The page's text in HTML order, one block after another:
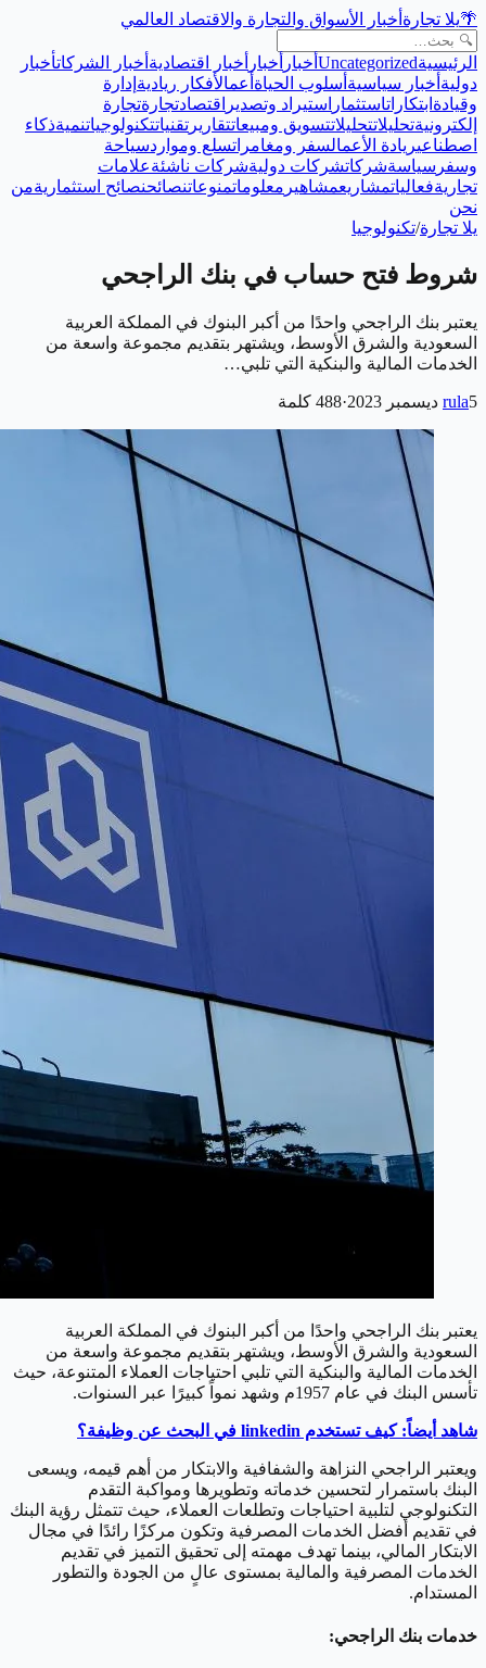
🌴يلا تجارة أخبار الأسواق والتجارة والاقتصاد العالمي
الرئيسيةUncategorized أخبار أخبار أخبار اقتصادية أخبار الشركاتأخبار
دولية أخبار سياسية أسلوب الحياة أعمالأفكار ريادية إدارة
وقيادة ابتكاراتاستثمار استيراد وتصدير اقتصادتجارةتجارة
إلكترونيةتحليلاتتحليلاتتسويق ومبيعاتتقارير تقنياتتكنولوجياتنميةذكاء
اصطناعيريادة الأعمالسفر ومغامراتسلع ومواردسياحة
وسفر سياسةشركاتشركات دوليةشركات ناشئةعلامات
تجاريةفعالياتمشاريعمشاهير معلوماتمنوعاتنصائحنصائح استثماريةمن
نحن
يلا تجارة/تكنولوجيا
شروط فتح حساب في بنك الراجحي
يعتبر بنك الراجحي واحدًا من أكبر البنوك في المملكة العربية
السعودية والشرق الأوسط، ويشتهر بتقديم مجموعة واسعة من
الخدمات المالية والبنكية التي تلبي…
rula5 ديسمبر 2023 ·
488 كلمة
يعتبر بنك الراجحي واحدًا من أكبر البنوك في المملكة العربية
السعودية والشرق الأوسط، ويشتهر بتقديم مجموعة واسعة من
الخدمات المالية والبنكية التي تلبي احتياجات العملاء المتنوعة، حيث
تأسس البنك في عام 1957م وشهد نمواً كبيرًا عبر السنوات.
شاهد أيضاً: كيف تستخدم linkedin في البحث عن وظيفة؟
ويعتبر الراجحي النزاهة والشفافية والابتكار من أهم قيمه، ويسعى
البنك باستمرار لتحسين خدماته وتطويرها ومواكبة التقدم
التكنولوجي لتلبية احتياجات وتطلعات العملاء، حيث تتمثل رؤية البنك
في تقديم أفضل الخدمات المصرفية وتكون مركزًا رائدًا في مجال
الابتكار المالي، بينما تهدف مهمته إلى تحقيق التميز في تقديم
الخدمات المصرفية والمالية بمستوى عالٍ من الجودة والتطور
المستدام.
خدمات بنك الراجحي: